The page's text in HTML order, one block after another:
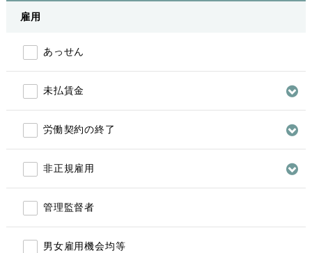
雇用
あっせん
未払賃金
労働契約の終了
非正規雇用
管理監督者
男女雇用機会均等